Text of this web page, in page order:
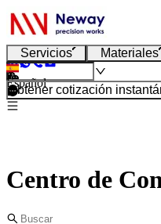
Servicios Materiales
Español
Obtener cotización
Centro de